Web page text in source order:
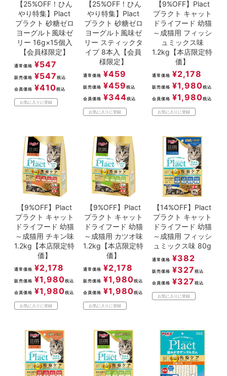
【25%OFF！ひん
やり特集】Plact
プラクト 砂糖ゼロ
ヨーグルト風味ゼ
リー 16g×15個入
【会員様限定】
通常価格 ¥547
販売価格 ¥547 税込
会員価格 ¥410税込
お気に入りに登録
【25%OFF！ひん
やり特集】Plact
プラクト 砂糖ゼロ
ヨーグルト風味ゼ
リー スティックタ
イプ 8本入【会員
様限定】
通常価格 ¥459
販売価格 ¥459 税込
会員価格 ¥344税込
お気に入りに登録
【9%OFF】Plact
プラクト キャット
ドライフード 幼猫
～成猫用 フィッシ
ュミックス味
1.2kg【本店限定特
価】
通常価格 ¥2,178
販売価格 ¥1,980税込
会員価格 ¥1,980税込
お気に入りに登録
【9%OFF】Plact
プラクト キャット
ドライフード 幼猫
～成猫用 チキン味
1.2kg【本店限定特
価】
通常価格 ¥2,178
販売価格 ¥1,980税込
会員価格 ¥1,980税込
お気に入りに登録
【9%OFF】Plact
プラクト キャット
ドライフード 幼猫
～成猫用 カツオ味
1.2kg【本店限定特
価】
通常価格 ¥2,178
販売価格 ¥1,980税込
会員価格 ¥1,980税込
お気に入りに登録
【14%OFF】Plact
プラクト キャット
ドライフード 幼猫
～成猫用 フィッシ
ュミックス味 80g
通常価格 ¥382
販売価格 ¥327 税込
会員価格 ¥327 税込
お気に入りに登録